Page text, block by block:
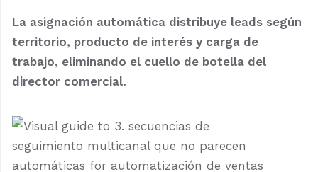
La asignación automática distribuye leads según
territorio, producto de interés y carga de
trabajo, eliminando el cuello de botella del
director comercial.